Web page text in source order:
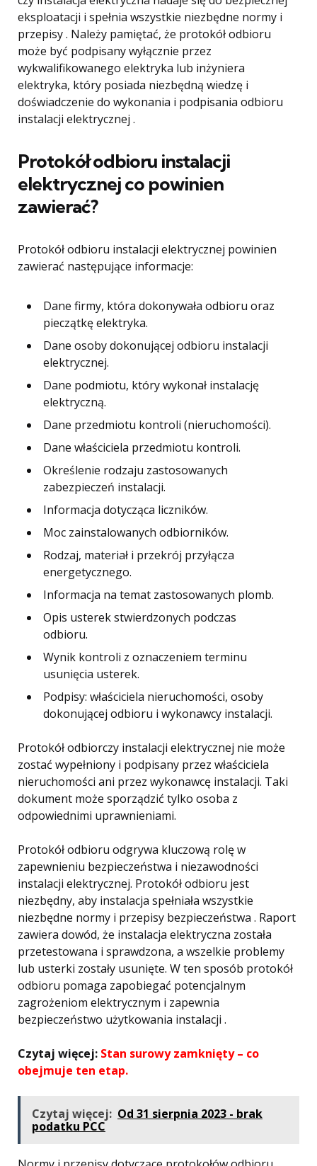
eksploatacji i spełnia wszystkie niezbędne normy i
przepisy . Należy pamiętać, że protokół odbioru
może być podpisany wyłącznie przez
wykwalifikowanego elektryka lub inżyniera
elektryka, który posiada niezbędną wiedzę i
doświadczenie do wykonania i podpisania odbioru
instalacji elektrycznej .
Protokół odbioru instalacji
elektrycznej co powinien
zawierać?
Protokół odbioru instalacji elektrycznej powinien
zawierać następujące informacje:
Dane firmy, która dokonywała odbioru oraz
pieczątkę elektryka.
Dane osoby dokonującej odbioru instalacji
elektrycznej.
Dane podmiotu, który wykonał instalację
elektryczną.
Dane przedmiotu kontroli (nieruchomości).
Dane właściciela przedmiotu kontroli.
Określenie rodzaju zastosowanych
zabezpieczeń instalacji.
Informacja dotycząca liczników.
Moc zainstalowanych odbiorników.
Rodzaj, materiał i przekrój przyłącza
energetycznego.
Informacja na temat zastosowanych plomb.
Opis usterek stwierdzonych podczas
odbioru.
Wynik kontroli z oznaczeniem terminu
usunięcia usterek.
Podpisy: właściciela nieruchomości, osoby
dokonującej odbioru i wykonawcy instalacji​​.
Protokół odbiorczy instalacji elektrycznej nie może
zostać wypełniony i podpisany przez właściciela
nieruchomości ani przez wykonawcę instalacji. Taki
dokument może sporządzić tylko osoba z
odpowiednimi uprawnieniami​.
Protokół odbioru odgrywa kluczową rolę w
zapewnieniu bezpieczeństwa i niezawodności
instalacji elektrycznej. Protokół odbioru jest
niezbędny, aby instalacja spełniała wszystkie
niezbędne normy i przepisy bezpieczeństwa . Raport
zawiera dowód, że instalacja elektryczna została
przetestowana i sprawdzona, a wszelkie problemy
lub usterki zostały usunięte. W ten sposób protokół
odbioru pomaga zapobiegać potencjalnym
zagrożeniom elektrycznym i zapewnia
bezpieczeństwo użytkowania instalacji .
Czytaj więcej: Stan surowy zamknięty – co
obejmuje ten etap.
Czytaj więcej: Od 31 sierpnia 2023 - brak
podatku PCC